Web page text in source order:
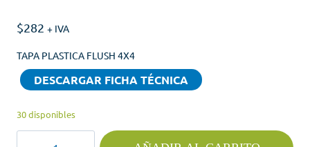
$282 + IVA
TAPA PLASTICA FLUSH 4X4
DESCARGAR FICHA TÉCNICA
30 disponibles